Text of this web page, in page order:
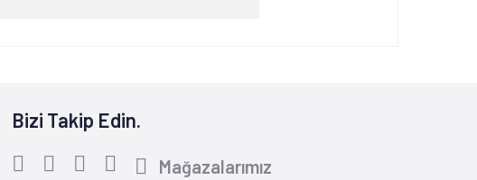
Bizi Takip Edin.
Mağazalarımız